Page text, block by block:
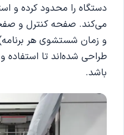
دستگاه را محدود کرده و
و زمان شستشوی هر
طراحی شده‌اند تا استفاده
باشد.